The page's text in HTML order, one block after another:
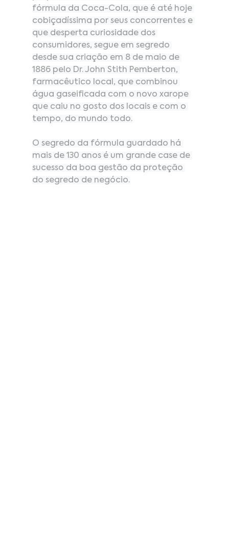
fórmula da Coca-Cola, que é até hoje
cobiçadíssima por seus concorrentes e
que desperta curiosidade dos
consumidores, segue em segredo
desde sua criação em 8 de maio de
1886 pelo Dr. John Stith Pemberton,
farmacêutico local, que combinou
água gaseificada com o novo xarope
que caiu no gosto dos locais e com o
tempo, do mundo todo.
O segredo da fórmula guardado há
mais de 130 anos é um grande case de
sucesso da boa gestão da proteção
do segredo de negócio.